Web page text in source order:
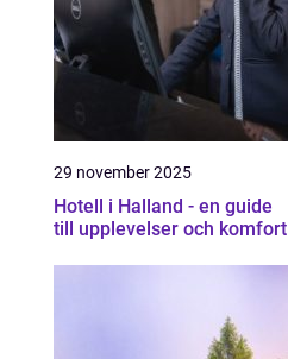
29 november 2025
Hotell i Halland - en guide
till upplevelser och komfort